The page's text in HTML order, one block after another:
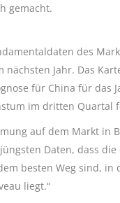
gemacht.
des
Jahr. Das
für China für das
im dritten Quartal
auf dem Markt in
Daten, dass
besten Weg sind, in
liegt.“